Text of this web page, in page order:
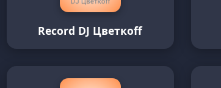
Record DJ Цвет­коff